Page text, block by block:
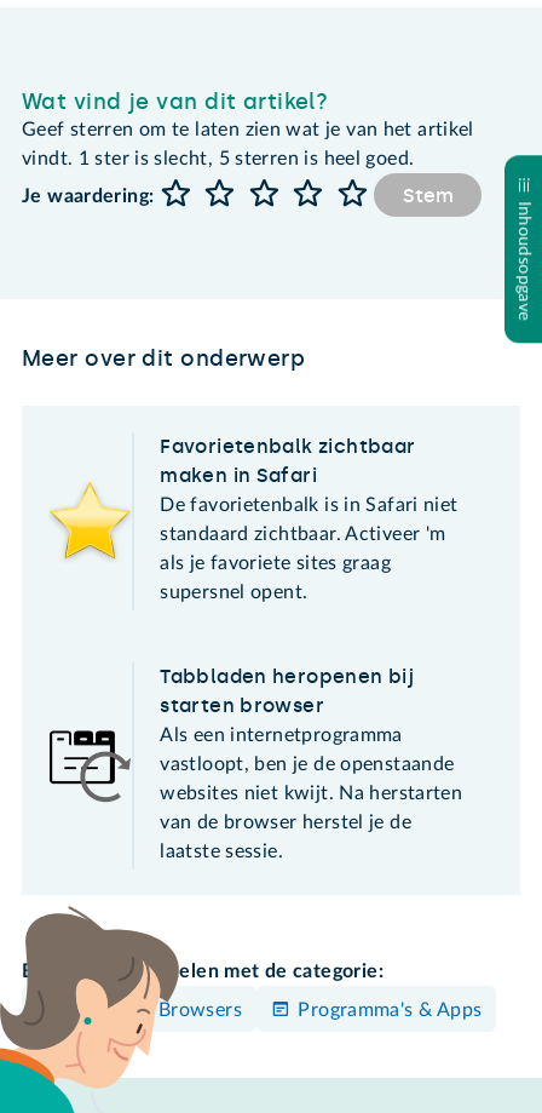
Inhoudsopgave
Wat vind je van dit artikel?
Geef sterren om te laten zien wat je van het artikel
vindt. 1 ster is slecht, 5 sterren is heel goed.
Je waardering:
Stem
Meer over dit onderwerp
Favorietenbalk zichtbaar
maken in Safari
De favorietenbalk is in Safari niet
standaard zichtbaar. Activeer 'm
als je favoriete sites graag
supersnel opent.
Tabbladen heropenen bij
starten browser
Als een internetprogramma
vastloopt, ben je de openstaande
websites niet kwijt. Na herstarten
van de browser herstel je de
laatste sessie.
Bekijk meer artikelen met de categorie:
Mac
Browsers Programma's & Apps